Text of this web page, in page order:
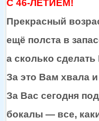
С 46-ЛЕТИЕМ!
Прекрасный
ещё полста в
а сколько
За это Вам хвала
За Вас сегодня
бокалы — все,